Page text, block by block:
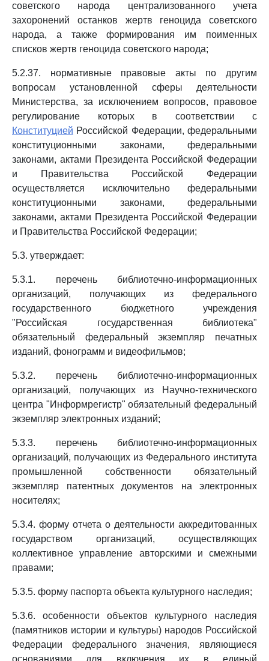
советского народа централизованного учета
захоронений останков жертв геноцида советского
народа, а также формирования им поименных
списков жертв геноцида советского народа;
5.2.37. нормативные правовые акты по другим
вопросам установленной сферы деятельности
Министерства, за исключением вопросов, правовое
регулирование которых в соответствии с
Конституцией Российской Федерации, федеральными
конституционными законами, федеральными
законами, актами Президента Российской Федерации
и Правительства Российской Федерации
осуществляется исключительно федеральными
конституционными законами, федеральными
законами, актами Президента Российской Федерации
и Правительства Российской Федерации;
5.3. утверждает:
5.3.1. перечень библиотечно-информационных
организаций, получающих из федерального
государственного бюджетного учреждения
"Российская государственная библиотека"
обязательный федеральный экземпляр печатных
изданий, фонограмм и видеофильмов;
5.3.2. перечень библиотечно-информационных
организаций, получающих из Научно-технического
центра "Информрегистр" обязательный федеральный
экземпляр электронных изданий;
5.3.3. перечень библиотечно-информационных
организаций, получающих из Федерального института
промышленной собственности обязательный
экземпляр патентных документов на электронных
носителях;
5.3.4. форму отчета о деятельности аккредитованных
государством организаций, осуществляющих
коллективное управление авторскими и смежными
правами;
5.3.5. форму паспорта объекта культурного наследия;
5.3.6. особенности объектов культурного наследия
(памятников истории и культуры) народов Российской
Федерации федерального значения, являющиеся
основаниями для включения их в единый